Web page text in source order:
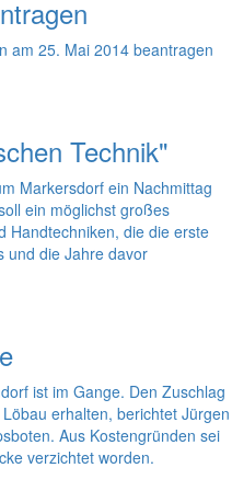
am 25. Mai 2014 beantragen
Technik"
Markersdorf ein Nachmittag
ein möglichst großes
Handtechniken, die die erste
und die Jahre davor
ist im Gange. Den Zuschlag
erhalten, berichtet Jürgen
Aus Kostengründen sei
verzichtet worden.